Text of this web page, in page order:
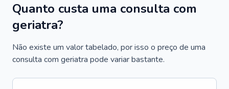
Quanto custa uma consulta com
geriatra?
Não existe um valor tabelado, por isso o preço de uma
consulta com geriatra pode variar bastante.